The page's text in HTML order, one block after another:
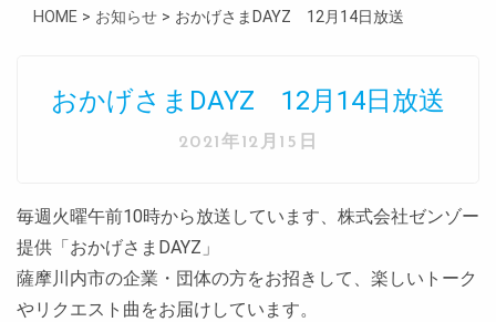
HOME > お知らせ > おかげさまDAYZ 12月14日放送
おかげさまDAYZ 12月14日放送
2021年12月15日
毎週火曜午前10時から放送しています、株式会社ゼンゾー
提供「おかげさまDAYZ」
薩摩川内市の企業・団体の方をお招きして、楽しいトーク
やリクエスト曲をお届けしています。